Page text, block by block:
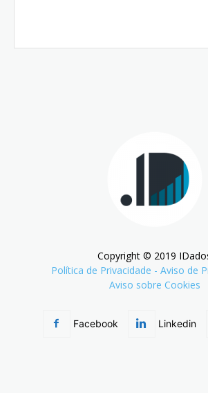
Copyright © 2019
Política de Privacidade - Aviso de
Aviso sobre Cookies
Facebook Linkedin